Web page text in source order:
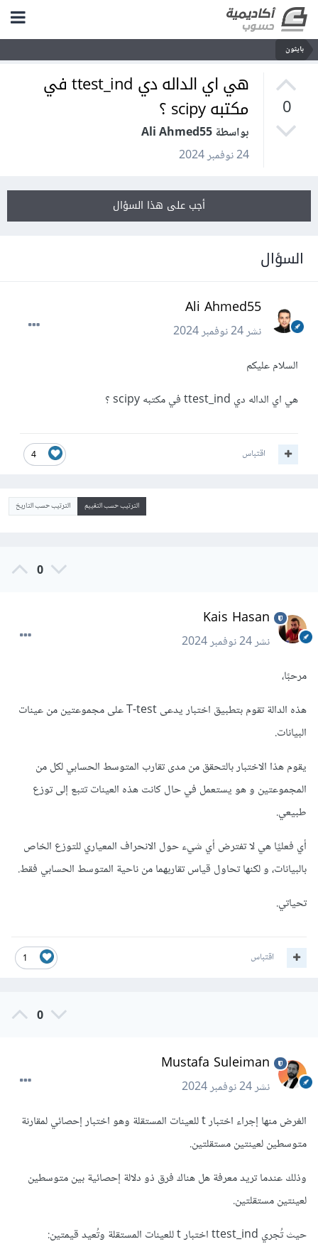
بايثون
0
هي اي الداله دي ttest_ind في
مكتبه scipy ؟
بواسطة Ali Ahmed55
24 نوفمبر 2024
أجب على هذا السؤال
السؤال
Ali Ahmed55
نشر24 نوفمبر 2024
السلام عليكم
هي اي الداله دي ttest_ind في مكتبه scipy ؟
4 اقتباس
الترتيب حسب التقييم الترتيب حسب التاريخ
0
Kais Hasan
نشر24 نوفمبر 2024
مرحبًا،
هذه الدالة تقوم بتطبيق اختبار يدعى T-test على مجموعتين من عينات
البيانات.
يقوم هذا الاختبار بالتحقق من مدى تقارب المتوسط الحسابي لكل من
المجموعتين و هو يستعمل في حال كانت هذه العينات تتبع إلى توزع
طبيعي.
أي فعليًا هي لا تفترض أي شيء حول الانحراف المعياري للتوزع الخاص
بالبيانات، و لكنها تحاول قياس تقاربهما من ناحية المتوسط الحسابي فقط.
تحياتي.
1 اقتباس
0
Mustafa Suleiman
نشر24 نوفمبر 2024
الغرض منها إجراء اختبار t للعينات المستقلة وهو اختبار إحصائي لمقارنة
متوسطين لعينتين مستقلتين.
وذلك عندما تريد معرفة هل هناك فرق ذو دلالة إحصائية بين متوسطين
لعينتين مستقلتين.
حيث تُجري ttest_ind اختبار t للعينات المستقلة وتُعيد قيمتين: